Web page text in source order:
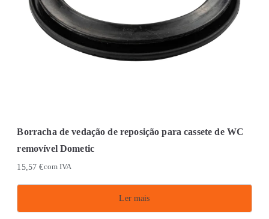
Borracha de vedação de reposição para cassete de WC
removível Dometic
15,57€com IVA
Ler mais